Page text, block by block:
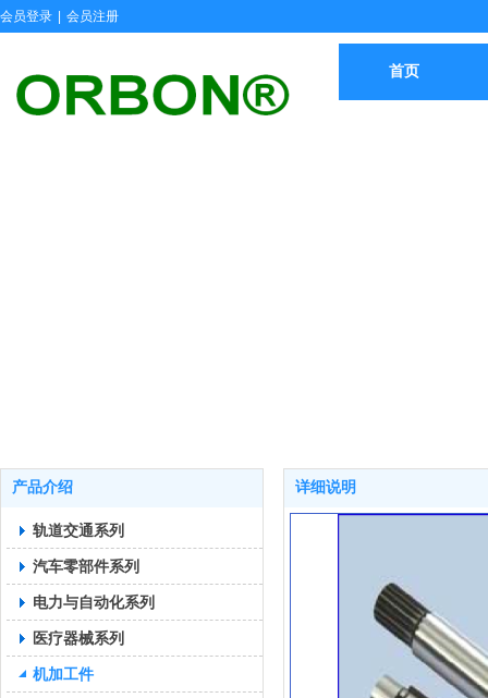
首页
会员登录 会员注册
产品介绍
轨道交通系列
汽车零部件系列
电力与自动化系列
医疗器械系列
机加工件
详细说明